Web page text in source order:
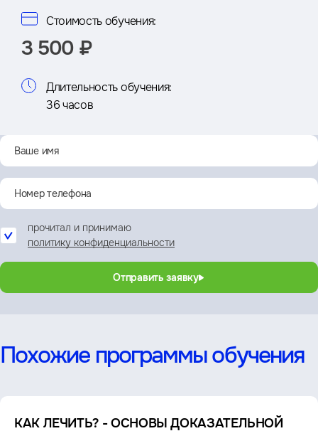
Стоимость обучения:
3 500 ₽
Длительность обучения:
36 часов
прочитал и принимаю
политику конфиденциальности
Отправить заявку
Похожие программы обучения
КАК ЛЕЧИТЬ? - ОСНОВЫ ДОКАЗАТЕЛЬНОЙ